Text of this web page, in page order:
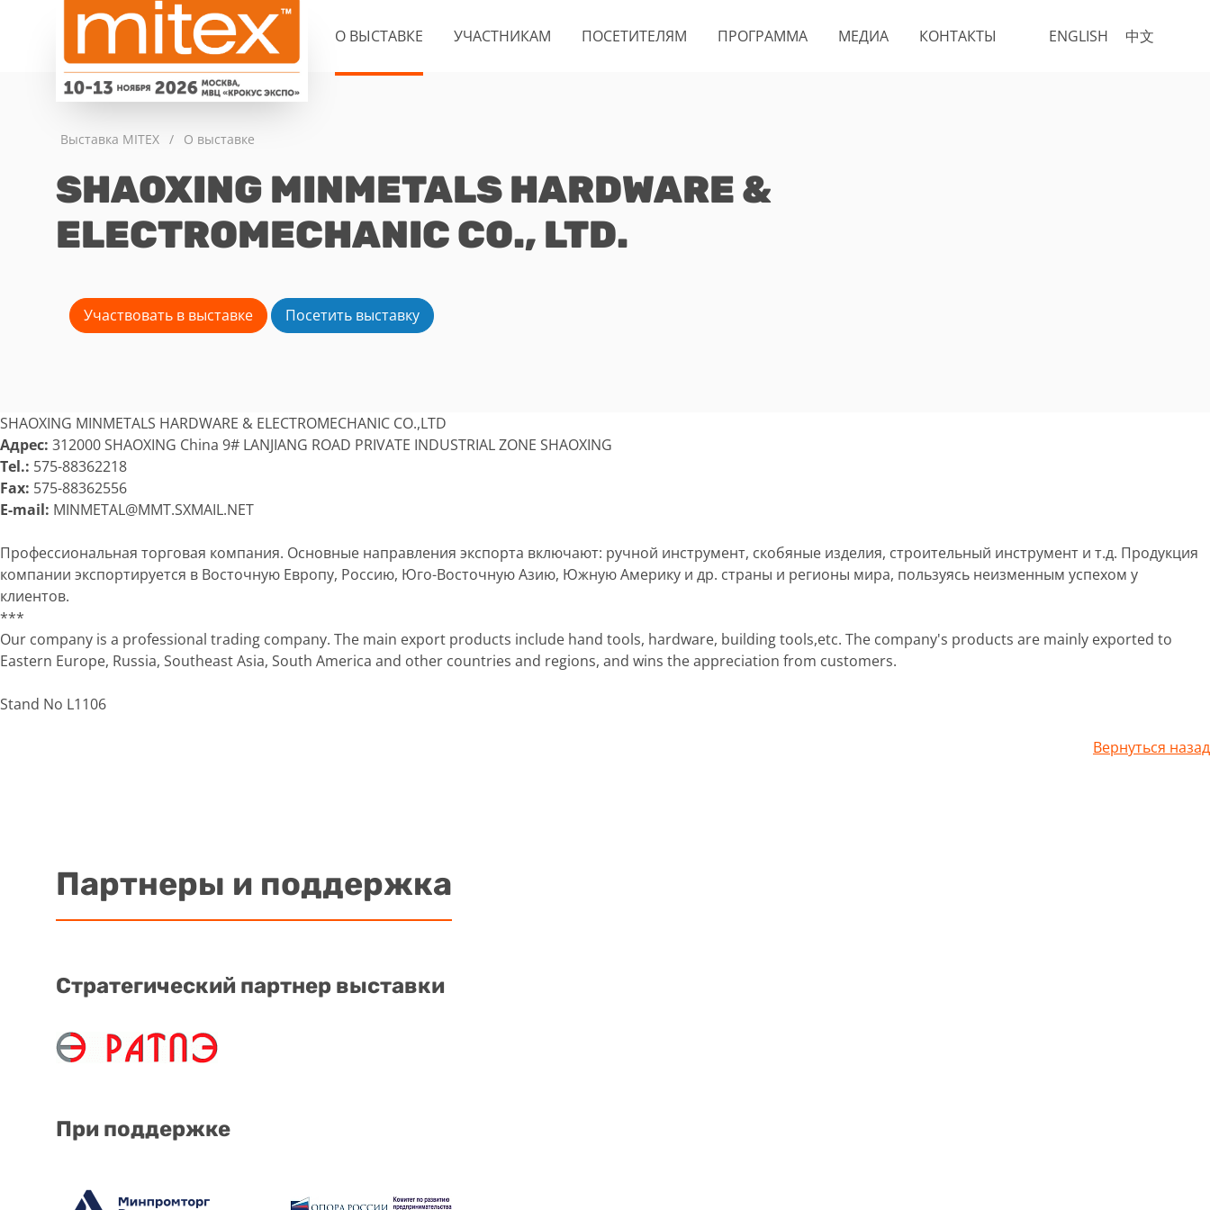
ENGLISH 中文
О ВЫСТАВКЕ УЧАСТНИКАМ ПОСЕТИТЕЛЯМ ПРОГРАММА МЕДИА КОНТАКТЫ
Выставка MITEX / О выставке
SHAOXING MINMETALS HARDWARE &
ELECTROMECHANIC CO., LTD.
Участвовать в выставке Посетить выставку
SHAOXING MINMETALS HARDWARE & ELECTROMECHANIC CO.,LTD
Адрес: 312000 SHAOXING China 9# LANJIANG ROAD PRIVATE INDUSTRIAL ZONE SHAOXING
Tel.: 575-88362218
Fax: 575-88362556
E-mail: MINMETAL@MMT.SXMAIL.NET
Профессиональная торговая компания. Основные направления экспорта включают: ручной инструмент, скобяные изделия, строительный инструмент и т.д. Продукция
компании экспортируется в Восточную Европу, Россию, Юго-Восточную Азию, Южную Америку и др. страны и регионы мира, пользуясь неизменным успехом у
клиентов.
***
Our company is a professional trading company. The main export products include hand tools, hardware, building tools,etc. The company's products are mainly exported to
Eastern Europe, Russia, Southeast Asia, South America and other countries and regions, and wins the appreciation from customers.
Stand No L1106
Вернуться назад
Партнеры и поддержка
Стратегический партнер выставки
При поддержке